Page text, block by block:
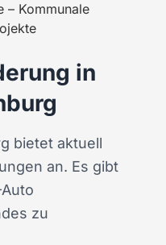
– Kommunale
in
bietet aktuell
an. Es gibt
zu